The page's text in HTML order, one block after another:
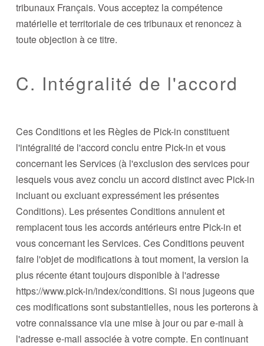
tribunaux Français. Vous acceptez la compétence
matérielle et territoriale de ces tribunaux et renoncez à
toute objection à ce titre.
C. Intégralité de l'accord
Ces Conditions et les Règles de Pick-in constituent
l'intégralité de l'accord conclu entre Pick-in et vous
concernant les Services (à l'exclusion des services pour
lesquels vous avez conclu un accord distinct avec Pick-in
incluant ou excluant expressément les présentes
Conditions). Les présentes Conditions annulent et
remplacent tous les accords antérieurs entre Pick-in et
vous concernant les Services. Ces Conditions peuvent
faire l'objet de modifications à tout moment, la version la
plus récente étant toujours disponible à l'adresse
https://www.pick-in/index/conditions. Si nous jugeons que
ces modifications sont substantielles, nous les porterons à
votre connaissance via une mise à jour ou par e-mail à
l'adresse e-mail associée à votre compte. En continuant